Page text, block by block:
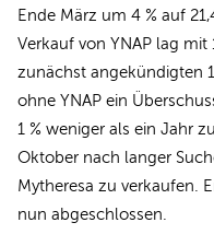
Ende März um 4 % auf
Verkauf von YNAP lag
zunächst angekündigten
ohne YNAP ein
1 % weniger als ein Jahr
Oktober nach langer
Mytheresa zu verkaufen.
nun abgeschlossen.